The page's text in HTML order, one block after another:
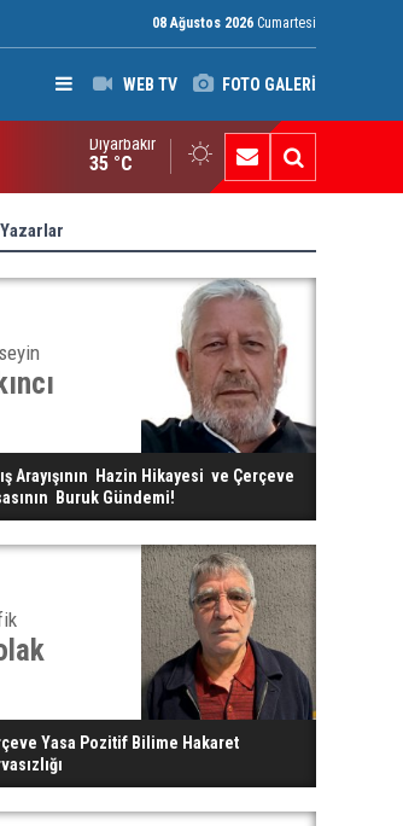
08 Ağustos 2026 Cumartesi
WEB TV FOTO GALERİ
ve Pakistan’dan savunma anlaşması: Bir
Diyarbakır
35 °C
Arayışının Hazin Hikayesi ve Çerçeve
Buruk Gündemi!
Yasa Pozitif Bilime Hakaret